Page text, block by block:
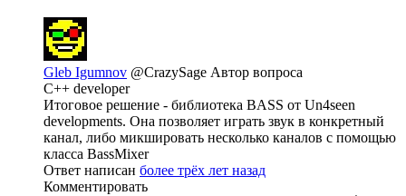
Gleb Igumnov @CrazySage Автор вопроса
C++ developer
Итоговое решение - библиотека BASS от Un4seen
developments. Она позволяет играть звук в конкретный
канал, либо микшировать несколько каналов с помощью
класса BassMixer
Ответ написан более трёх лет назад
Комментировать